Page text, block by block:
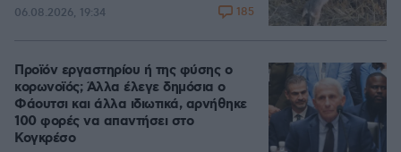
06.08.2026, 19:34 185
Προϊόν εργαστηρίου ή της φύσης ο
κορωνοϊός; Άλλα έλεγε δημόσια ο
Φάουτσι και άλλα ιδιωτικά, αρνήθηκε
100 φορές να απαντήσει στο
Κογκρέσο